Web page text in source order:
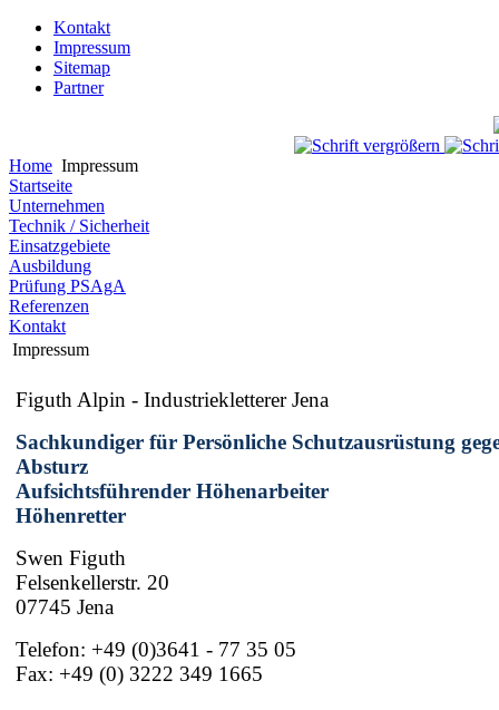
Kontakt
Impressum
Sitemap
Partner
Home Impressum
Startseite
Unternehmen
Technik / Sicherheit
Einsatzgebiete
Ausbildung
Prüfung PSAgA
Referenzen
Kontakt
Impressum
Figuth Alpin - Industriekletterer Jena
Sachkundiger für Persönliche Schutzausrüstung
Absturz
Aufsichtsführender Höhenarbeiter
Höhenretter
Swen Figuth
Felsenkellerstr. 20
07745 Jena
Telefon: +49 (0)3641 - 77 35 05
Fax: +49 (0) 3222 349 1665